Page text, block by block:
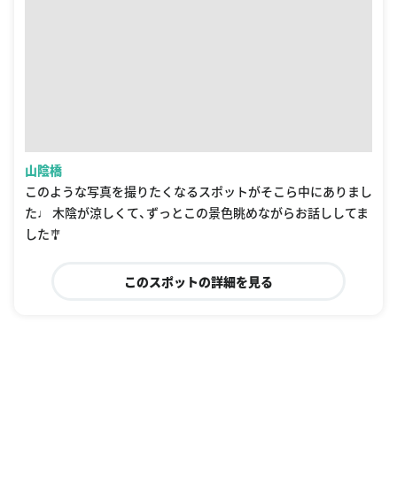
山陰橋
このような写真を撮りたくなるスポットがそこら中にありまし
た♩ 木陰が涼しくて、ずっとこの景色眺めながらお話ししてま
した🎐
このスポットの詳細を見る